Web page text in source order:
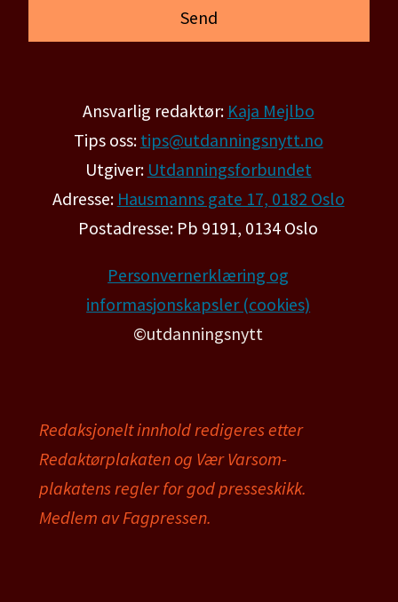
Ansvarlig redaktør: Kaja Mejlbo
Tips oss: tips@utdanningsnytt.no
Utgiver: Utdanningsforbundet
Adresse: Hausmanns gate 17, 0182 Oslo
Postadresse: Pb 9191, 0134 Oslo
Personvernerklæring og
informasjonskapsler (cookies)
©utdanningsnytt
Redaksjonelt innhold redigeres etter
Redaktørplakaten og Vær Varsom-
plakatens regler for god presseskikk.
Medlem av Fagpressen.